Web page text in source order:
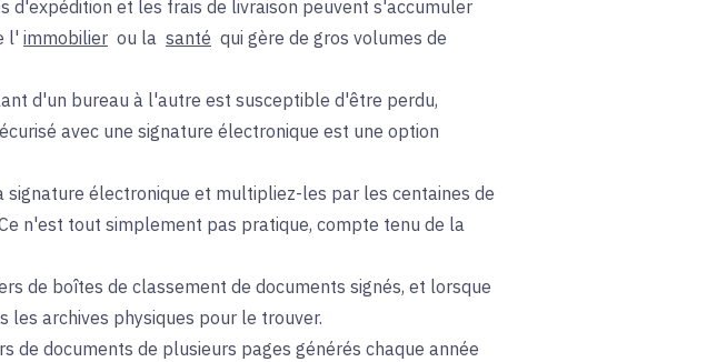
d'expédition et les frais de livraison peuvent s'accumuler
l' immobilier ou la santé qui gère de gros volumes de
d'un bureau à l'autre est susceptible d'être perdu,
avec une signature électronique est une option
signature électronique et multipliez-les par les centaines de
n'est tout simplement pas pratique, compte tenu de la
de boîtes de classement de documents signés, et lorsque
les archives physiques pour le trouver.
de documents de plusieurs pages générés chaque année